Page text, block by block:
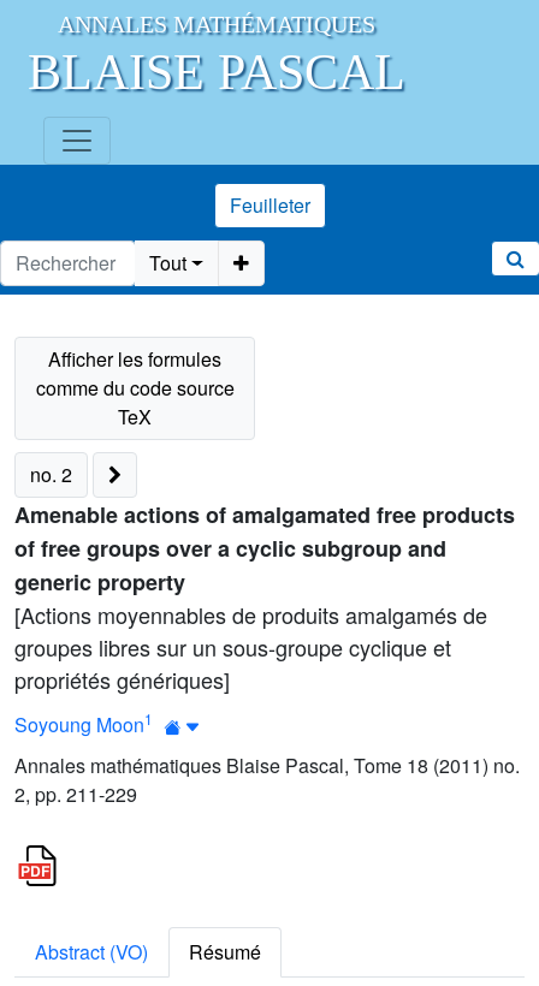
ANNALES MATHÉMATIQUES
BLAISE PASCAL
Feuilleter
Tout
no. 2
Amenable actions of amalgamated free products
of free groups over a cyclic subgroup and
generic property
[Actions moyennables de produits amalgamés de
groupes libres sur un sous-groupe cyclique et
propriétés génériques]
Soyoung Moon1
Annales mathématiques Blaise Pascal, Tome 18 (2011) no.
2, pp. 211-229
Abstract (VO)
Résumé